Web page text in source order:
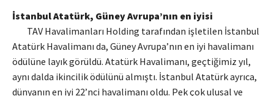
İstanbul Atatürk, Güney Avrupa’nın en iyisi
TAV Havalimanları Holding tarafından işletilen İstanbul
Atatürk Havalimanı da, Güney Avrupa’nın en iyi havalimanı
ödülüne layık görüldü. Atatürk Havalimanı, geçtiğimiz yıl,
aynı dalda ikincilik ödülünü almıştı. İstanbul Atatürk ayrıca,
dünyanın en iyi 22’nci havalimanı oldu. Pek çok ulusal ve